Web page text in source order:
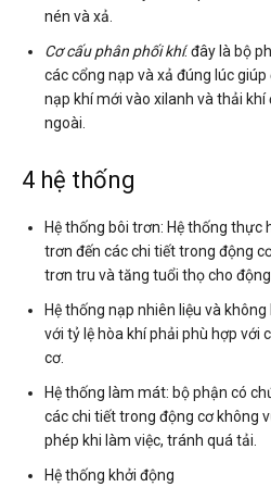
nén và xả.
Cơ cấu phân phối khí: đây là bộ
các cổng nạp và xả đúng lúc
nạp khí mới vào xilanh và thải
ngoài.
4 hệ thống
Hệ thống bôi trơn: Hệ thống thực
trơn đến các chi tiết trong động
trơn tru và tăng tuổi thọ cho động
Hệ thống nạp nhiên liệu và
với tỷ lệ hòa khí phải phù hợp với
cơ.
Hệ thống làm mát: bộ phận có
các chi tiết trong động cơ không
phép khi làm việc, tránh quá tải.
Hệ thống khởi động